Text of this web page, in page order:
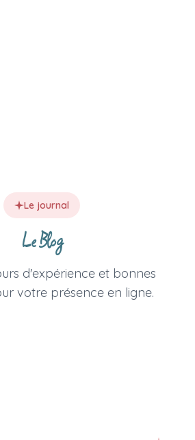
Le journal
Le Blog
d'expérience et bonnes
votre présence en ligne.